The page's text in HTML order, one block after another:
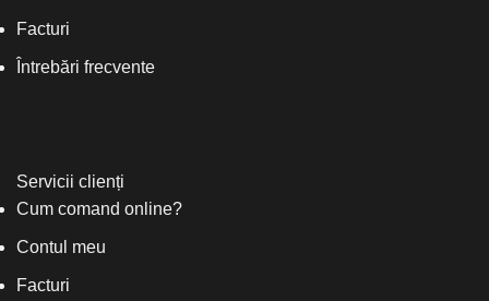
Facturi
Întrebări frecvente
Servicii clienți
Cum comand online?
Contul meu
Facturi